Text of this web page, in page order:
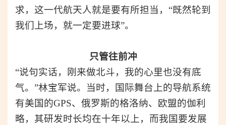
求，这一代航天人就是要有所担当，“既然轮到
我们上场，就一定要进球”。
只管往前冲
“说句实话，刚来做北斗，我的心里也没有底
气。”林宝军说。 当时，国际舞台上的导航系统
有美国的GPS、俄罗斯的格洛纳、欧盟的伽利
略，其研发时长均在十年以上，而我国要发展